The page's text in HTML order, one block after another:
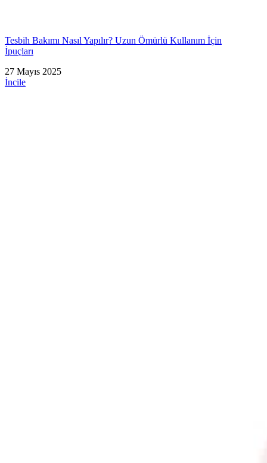
Tesbih Bakımı Nasıl Yapılır? Uzun Ömürlü Kullanım İçin
İpuçları
27 Mayıs 2025
İncile